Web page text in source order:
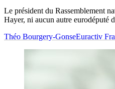
Le président du Rassemblement
Hayer, ni aucun autre eurodéputé
Théo Bourgery-GonseEuractiv